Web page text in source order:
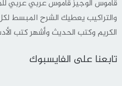
قاموس الوجيز قاموس عربي عربي
والتراكيب يعطيك الشرح المبسط
الكريم وكتب الحديث وأشهر كتب
تابعنا على الفايسبوك